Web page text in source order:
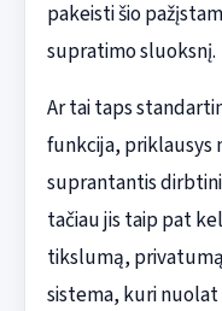
pakeisti šio
supratimo sluoksnį.
Ar tai taps
funkcija, priklausys
suprantantis
tačiau jis taip pat
tikslumą,
sistema, kuri